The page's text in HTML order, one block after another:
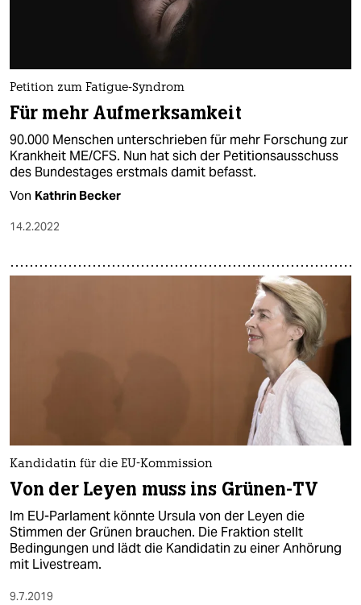
Petition zum Fatigue-Syndrom
Für mehr Aufmerksamkeit
90.000 Menschen unterschrieben für mehr Forschung zur
Krankheit ME/CFS. Nun hat sich der Petitionsausschuss
des Bundestages erstmals damit befasst.
Von Kathrin Becker
14.2.2022
Kandidatin für die EU-Kommission
Von der Leyen muss ins Grünen-TV
Im EU-Parlament könnte Ursula von der Leyen die
Stimmen der Grünen brauchen. Die Fraktion stellt
Bedingungen und lädt die Kandidatin zu einer Anhörung
mit Livestream.
9.7.2019